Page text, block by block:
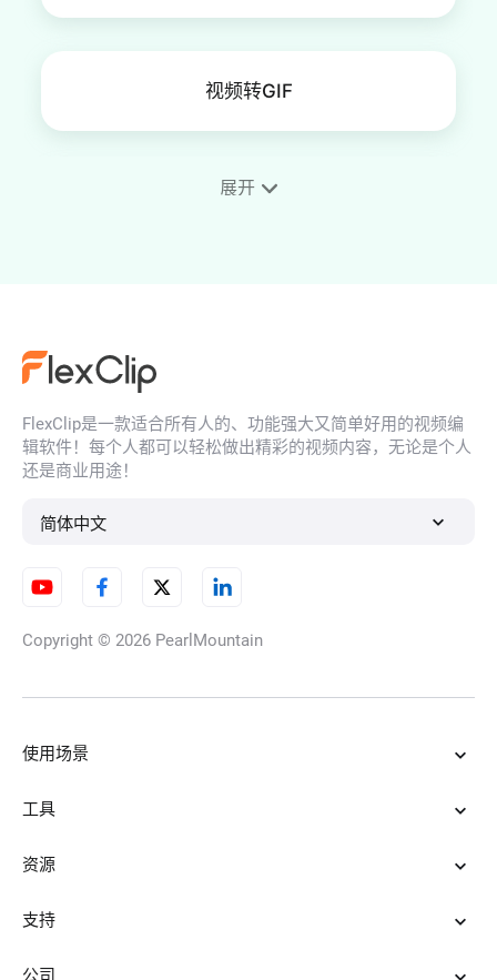
视频转GIF
GIF加音频、音乐
展开
FlexClip是一款适合所有人的、功能强大又简单好用的视频编
辑软件！每个人都可以轻松做出精彩的视频内容，无论是个人
还是商业用途！
简体中文
Copyright © 2026 PearlMountain
使用场景
工具
资源
支持
公司